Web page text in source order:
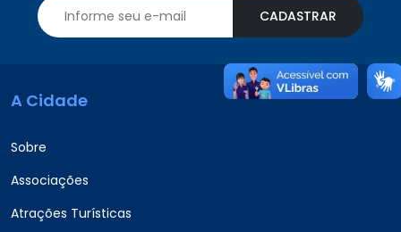
CADASTRAR
A Cidade
Sobre
Associações
Atrações Turísticas